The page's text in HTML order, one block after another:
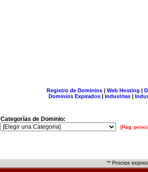
Registro de Dominios| Web Hosting |
Dominios Expirados | Industrias |
Categorías de Dominio:
[Pág.
** Precios